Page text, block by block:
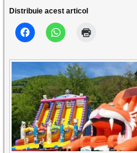
Distribuie acest articol